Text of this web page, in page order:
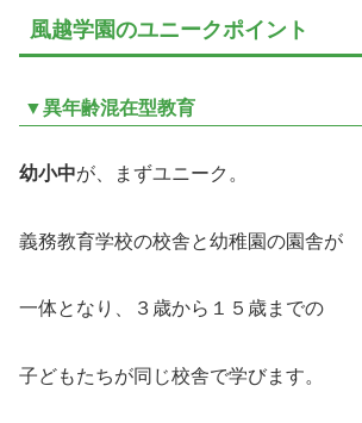
風越学園のユニークポイント
▼異年齢混在型教育
幼小中が、まずユニーク。
義務教育学校の校舎と幼稚園の園舎が
一体となり、３歳から１５歳までの
子どもたちが同じ校舎で学びます。